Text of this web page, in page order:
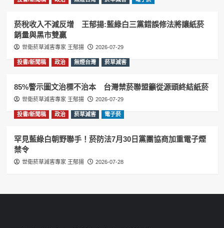
菸稅收入不減反增 王郁揚:藍綠白三黨錯誤修法將讓紙菸
銷量與黑市雙贏
世衛菸草減害專家 王郁揚 2026-07-29
投書/新聞稿 政治 無煙台灣 菸草減害
85%警示圖文治標不治本 台灣禁菸聯盟籲從源頭終結紙菸
世衛菸草減害專家 王郁揚 2026-07-29
投書/新聞稿 政治 菸草減害 電子菸
罕見藍綠白朝野聯手！菸防法7月30日黨團協商加重電子煙
禁令
世衛菸草減害專家 王郁揚 2026-07-28